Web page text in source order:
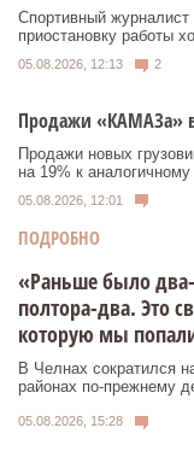
Спортивный
приостановку работы
05.08.2026, 12:13 2
Продажи «КАМАЗа»
Продажи новых
на 19% к
05.08.2026, 12:01
ПОДРОБНО
«Раньше было два-
полтора-два. Это
которую мы
В Челнах сократился
районах по-прежнему
05.08.2026, 15:28